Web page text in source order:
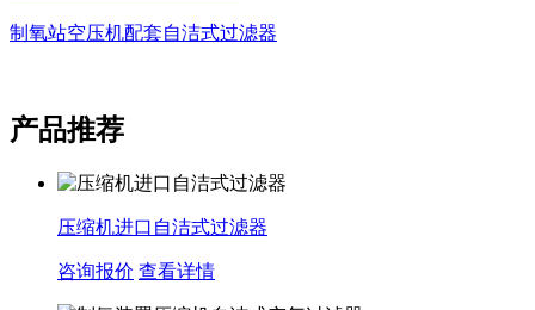
制氧站空压机配套自洁式过滤器
产品推荐
压缩机进口自洁式过滤器
咨询报价 查看详情